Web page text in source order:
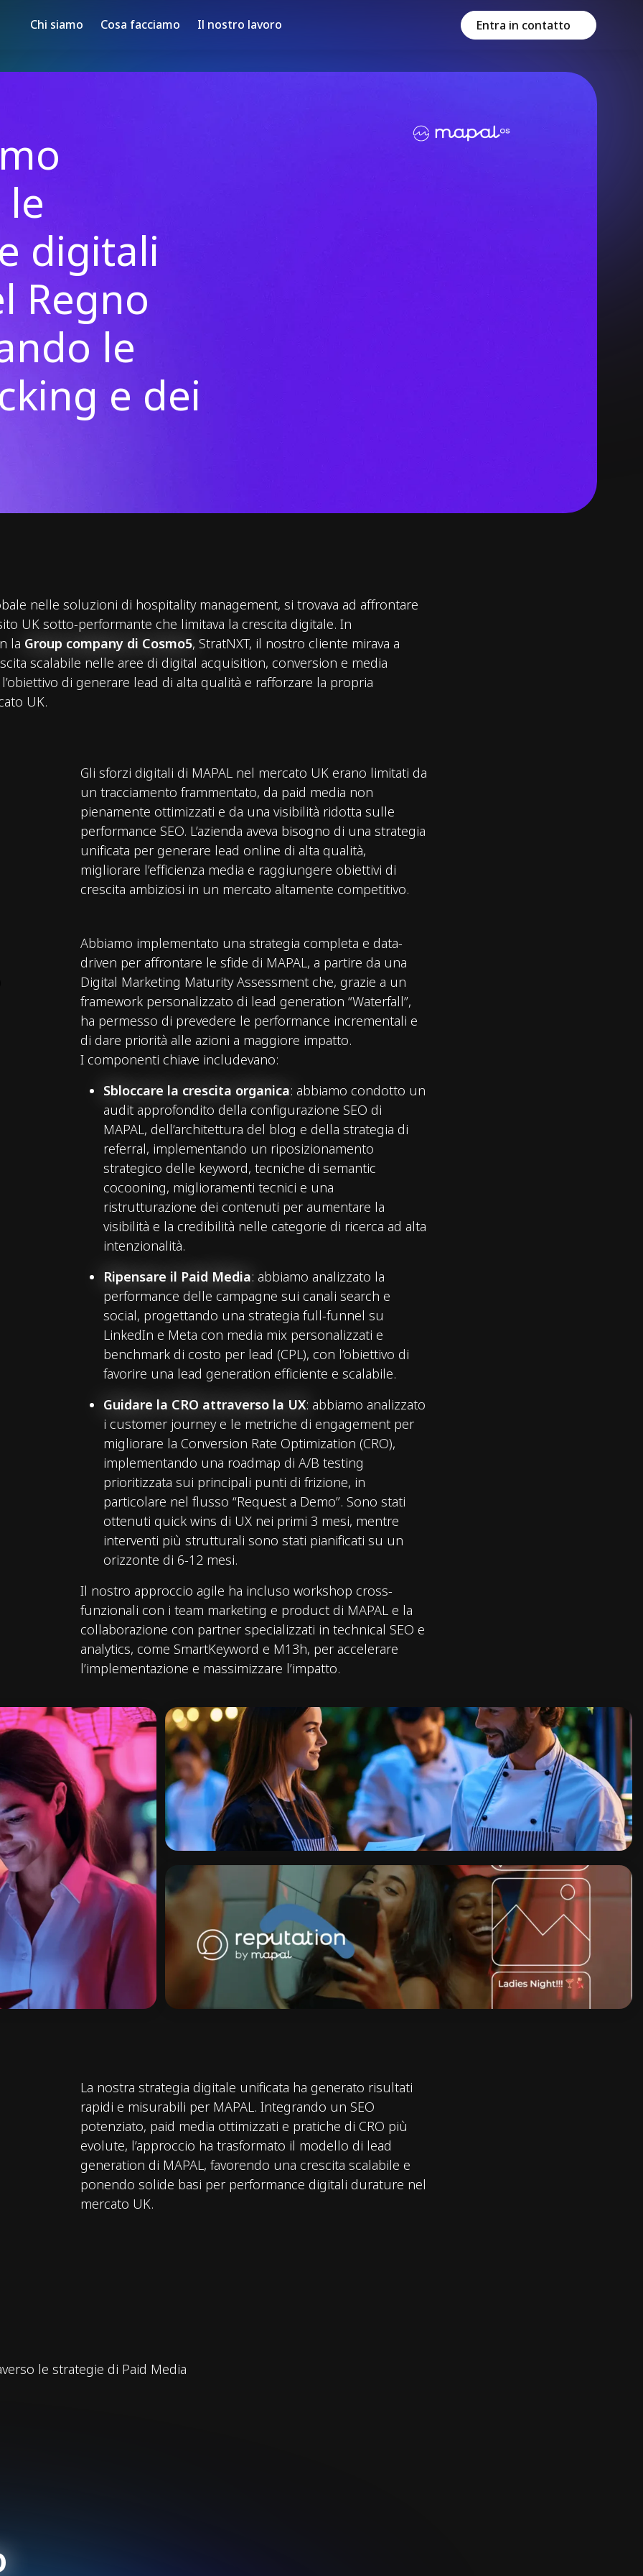
Chi siamo Cosa facciamo Il nostro lavoro Entra in contatto
digitali
Regno
le
e dei
nelle soluzioni di hospitality management, si trovava ad affrontare
UK sotto-performante che limitava la crescita digitale. In
la Group company di Cosmo5, StratNXT, il nostro cliente mirava a
scalabile nelle aree di digital acquisition, conversion e media
di generare lead di alta qualità e rafforzare la propria
UK.
Gli sforzi digitali di MAPAL nel mercato UK erano limitati da
un tracciamento frammentato, da paid media non
pienamente ottimizzati e da una visibilità ridotta sulle
performance SEO. L’azienda aveva bisogno di una strategia
unificata per generare lead online di alta qualità,
migliorare l’efficienza media e raggiungere obiettivi di
crescita ambiziosi in un mercato altamente competitivo.
Abbiamo implementato una strategia completa e data-
driven per affrontare le sfide di MAPAL, a partire da una
Digital Marketing Maturity Assessment che, grazie a un
framework personalizzato di lead generation “Waterfall”,
ha permesso di prevedere le performance incrementali e
di dare priorità alle azioni a maggiore impatto.
I componenti chiave includevano:
Sbloccare la crescita organica: abbiamo condotto un
audit approfondito della configurazione SEO di
MAPAL, dell’architettura del blog e della strategia di
referral, implementando un riposizionamento
strategico delle keyword, tecniche di semantic
cocooning, miglioramenti tecnici e una
ristrutturazione dei contenuti per aumentare la
visibilità e la credibilità nelle categorie di ricerca ad alta
intenzionalità.
Ripensare il Paid Media: abbiamo analizzato la
performance delle campagne sui canali search e
social, progettando una strategia full-funnel su
LinkedIn e Meta con media mix personalizzati e
benchmark di costo per lead (CPL), con l’obiettivo di
favorire una lead generation efficiente e scalabile.
Guidare la CRO attraverso la UX: abbiamo analizzato
i customer journey e le metriche di engagement per
migliorare la Conversion Rate Optimization (CRO),
implementando una roadmap di A/B testing
prioritizzata sui principali punti di frizione, in
particolare nel flusso “Request a Demo”. Sono stati
ottenuti quick wins di UX nei primi 3 mesi, mentre
interventi più strutturali sono stati pianificati su un
orizzonte di 6-12 mesi.
Il nostro approccio agile ha incluso workshop cross-
funzionali con i team marketing e product di MAPAL e la
collaborazione con partner specializzati in technical SEO e
analytics, come SmartKeyword e M13h, per accelerare
l’implementazione e massimizzare l’impatto.
La nostra strategia digitale unificata ha generato risultati
rapidi e misurabili per MAPAL. Integrando un SEO
potenziato, paid media ottimizzati e pratiche di CRO più
evolute, l’approccio ha trasformato il modello di lead
generation di MAPAL, favorendo una crescita scalabile e
ponendo solide basi per performance digitali durature nel
mercato UK.
le strategie di Paid Media